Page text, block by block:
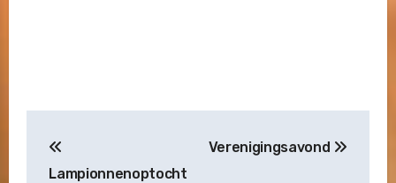
navigatie
Lampionnenoptocht
Verenigingsavond